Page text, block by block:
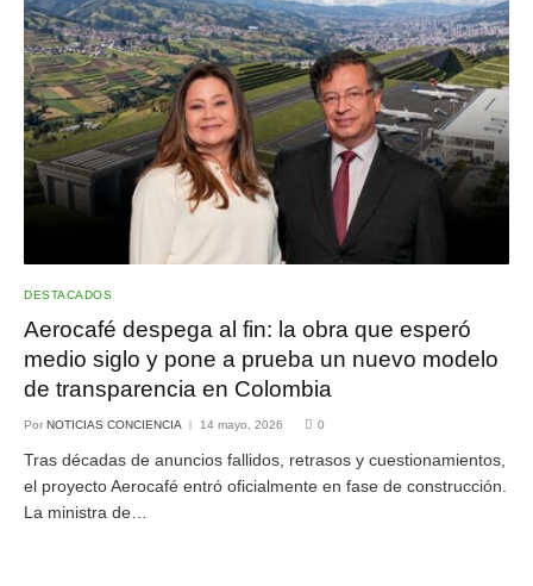
DESTACADOS
Aerocafé despega al fin: la obra que esperó
medio siglo y pone a prueba un nuevo modelo
de transparencia en Colombia
Por NOTICIAS CONCIENCIA 14 mayo, 2026 0
Tras décadas de anuncios fallidos, retrasos y cuestionamientos,
el proyecto Aerocafé entró oficialmente en fase de construcción.
La ministra de…